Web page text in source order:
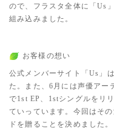
ので、フラスタ全体に「Us
組み込みました。
お客様の想い
公式メンバーサイト「Us」
た。また、6月には声優アー
で1st EP、1stシングルをリ
ていっています。今回はそ
ドを贈ることを決めました。